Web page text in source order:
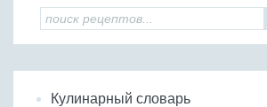
Кулинарный словарь